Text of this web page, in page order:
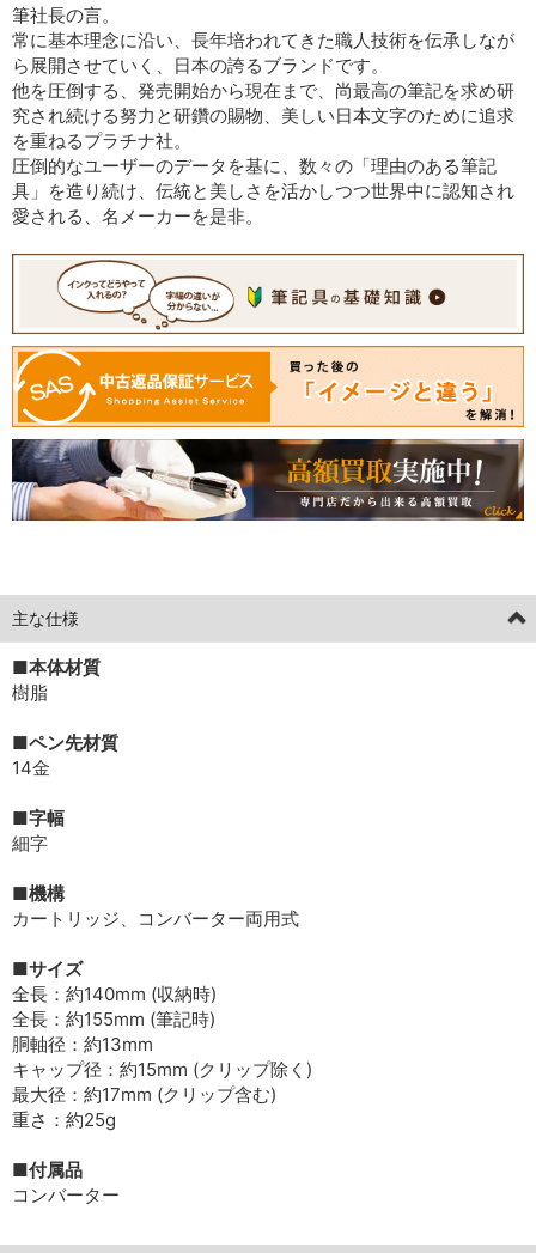
筆社長の言。
常に基本理念に沿い、長年培われてきた職人技術を伝承しなが
ら展開させていく、日本の誇るブランドです。
他を圧倒する、発売開始から現在まで、尚最高の筆記を求め研
究され続ける努力と研鑽の賜物、美しい日本文字のために追求
を重ねるプラチナ社。
圧倒的なユーザーのデータを基に、数々の「理由のある筆記
具」を造り続け、伝統と美しさを活かしつつ世界中に認知され
愛される、名メーカーを是非。
主な仕様
■本体材質
樹脂
■ペン先材質
14金
■字幅
細字
■機構
カートリッジ、コンバーター両用式
■サイズ
全長：約140mm (収納時)
全長：約155mm (筆記時)
胴軸径：約13mm
キャップ径：約15mm (クリップ除く)
最大径：約17mm (クリップ含む)
重さ：約25g
■付属品
コンバーター